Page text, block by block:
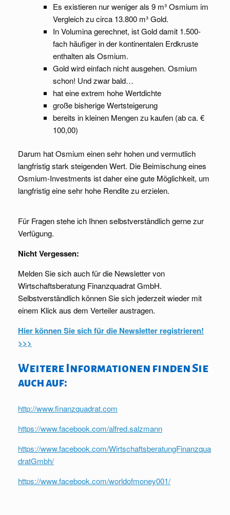
Es existieren nur weniger als 9 m³ Osmium im
Vergleich zu circa 13.800 m³ Gold.
In Volumina gerechnet, ist Gold damit 1.500-
fach häufiger in der kontinentalen Erdkruste
enthalten als Osmium.
Gold wird einfach nicht ausgehen. Osmium
schon! Und zwar bald…
hat eine extrem hohe Wertdichte
große bisherige Wertsteigerung
bereits in kleinen Mengen zu kaufen (ab ca. €
100,00)
Darum hat Osmium einen sehr hohen und vermutlich
langfristig stark steigenden Wert. Die Beimischung eines
Osmium-Investments ist daher eine gute Möglichkeit, um
langfristig eine sehr hohe Rendite zu erzielen.
Für Fragen stehe ich Ihnen selbstverständlich gerne zur
Verfügung.
Nicht Vergessen:
Melden Sie sich auch für die Newsletter von
Wirtschaftsberatung Finanzquadrat GmbH.
Selbstverständlich können Sie sich jederzeit wieder mit
einem Klick aus dem Verteiler austragen.
Hier können Sie sich für die Newsletter registrieren!
>>>
Weitere Informationen finden Sie
auch auf:
http://www.finanzquadrat.com
https://www.facebook.com/alfred.salzmann
https://www.facebook.com/WirtschaftsberatungFinanzqua
dratGmbh/
https://www.facebook.com/worldofmoney001/